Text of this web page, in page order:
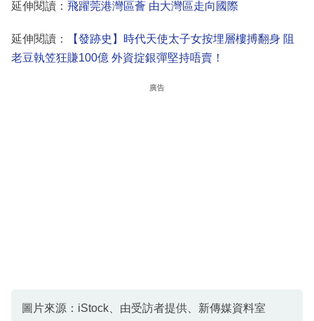
延伸閱讀： 飛躍莞港灣區薈 由大灣區走向國際
延伸閱讀：
【發跡史】時代天使太子女按埋層樓搏翻身 阻
老豆執笠狂賺100億 外資掟銀彈堅持唔賣！
廣告
圖片來源：iStock、由受訪者提供、新傳媒資料室